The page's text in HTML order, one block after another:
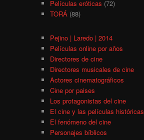
Películas eróticas (72)
TORÁ (88)
Pejino | Laredo | 2014
Películas online por años
Directores de cine
Directores musicales de cine
Actores cinematográficos
Cine por paises
Los protagonistas del cine
El cine y las películas históricas
El fenómeno del cine
Personajes bíblicos